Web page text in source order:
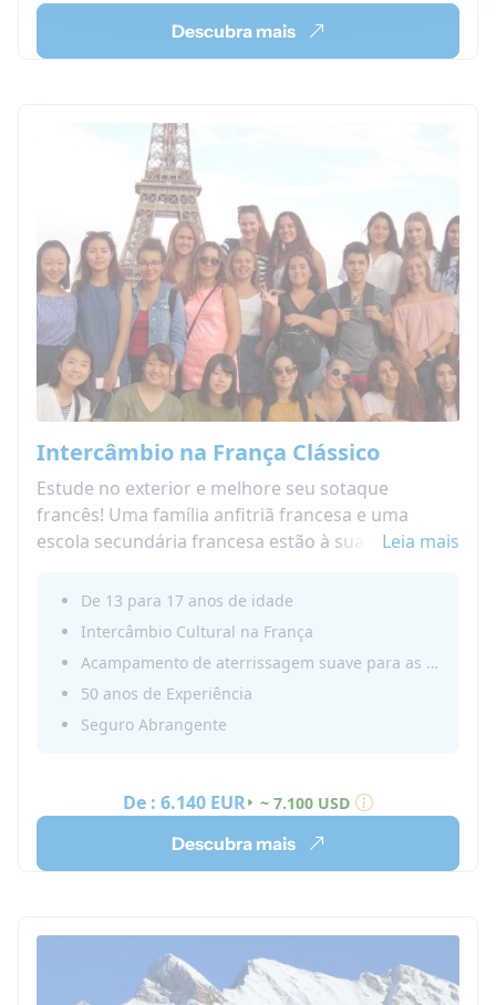
Descubra mais
Intercâmbio na França Clássico
Estude no exterior e melhore seu sotaque
francês! Uma família anfitriã francesa e uma
escola secundária francesa estão à sua espera!
França com a Nacel.
Um verdadeiro programa de intercâmbio no
ensino médio na França! Tornar-se um estudante
de intercâmbio na França permite que você
melhore suas habilidades no idioma francês e
experimente a cultura e o país de dentro, e não
imersivo estudo no ensino médio no exterior na
Leia mais
De 13 para 17 anos de idade
Intercâmbio Cultural na França
Acampamento de aterrissagem suave para as admissões de setembro
50 anos de Experiência
Seguro Abrangente
De : 6.140 EUR ~ 7.100 USD
Descubra mais